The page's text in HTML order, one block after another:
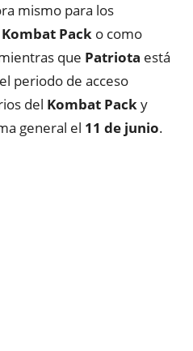
mismo para los
Kombat Pack o como
que Patriota está
periodo de acceso
del Kombat Packy
general el 11 de junio.